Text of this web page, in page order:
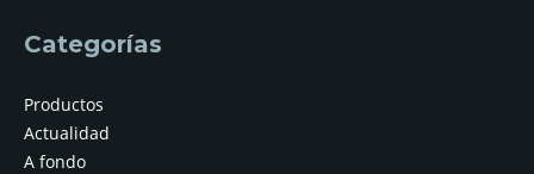
Categorías
Productos
Actualidad
A fondo